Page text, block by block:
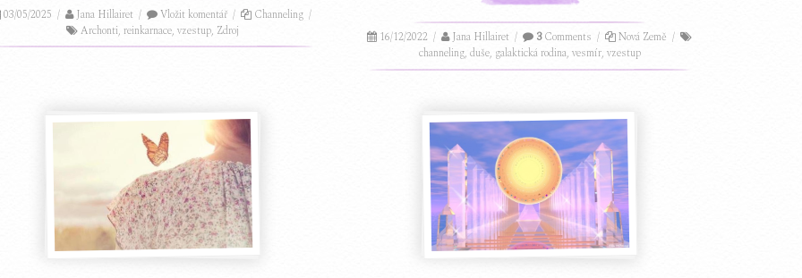
03/05/2025 / Jana Hillairet / Vložit komentář / Channeling /
Archonti,reinkarnace,vzestup, Zdroj 16/12/2022 / Jana Hillairet / 3Comments / Nová Země /
channeling, duše, galaktická rodina, vesmír, vzestup